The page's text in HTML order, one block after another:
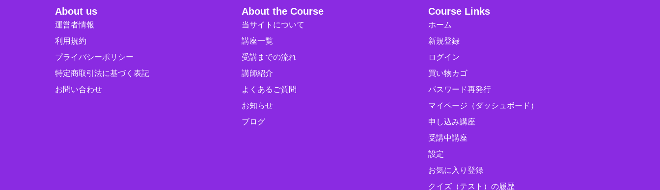
About us
運営者情報
利用規約
プライバシーポリシー
特定商取引法に基づく表記
お問い合わせ
About the Course
当サイトについて
講座一覧
受講までの流れ
講師紹介
よくあるご質問
お知らせ
ブログ
Course Links
ホーム
新規登録
ログイン
買い物カゴ
パスワード再発行
マイページ（ダッシュボード）
申し込み講座
受講中講座
設定
お気に入り登録
クイズ（テスト）の履歴